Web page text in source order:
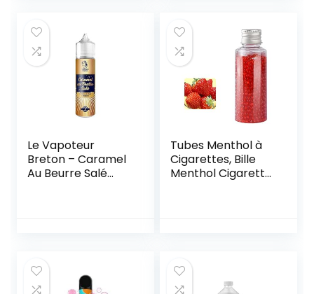
Le Vapoteur
Breton – Caramel
Au Beurre Salé
Tubes Menthol à
Cigarettes, Bille
Menthol Cigarette,